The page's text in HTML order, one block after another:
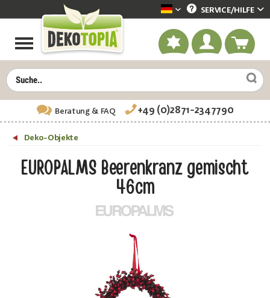
Dekotopia deutsch
SERVICE/HILFE
Beratung& FAQ +49 (0)2871-2347790
Deko-Objekte
EUROPALMS Beerenkranz gemischt
46cm